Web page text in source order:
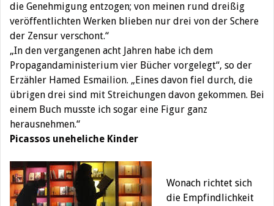
die Genehmigung entzogen; von meinen rund dreißig
veröffentlichten Werken blieben nur drei von der Schere
der Zensur verschont.“
„In den vergangenen acht Jahren habe ich dem
Propagandaministerium vier Bücher vorgelegt“, so der
Erzähler Hamed Esmailion. „Eines davon fiel durch, die
übrigen drei sind mit Streichungen davon gekommen. Bei
einem Buch musste ich sogar eine Figur ganz
herausnehmen.“
Picassos uneheliche Kinder
Wonach richtet sich
die Empfindlichkeit